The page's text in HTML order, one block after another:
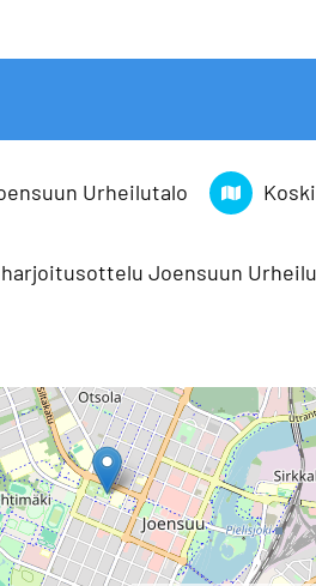
Urheilutalo
Joensuun